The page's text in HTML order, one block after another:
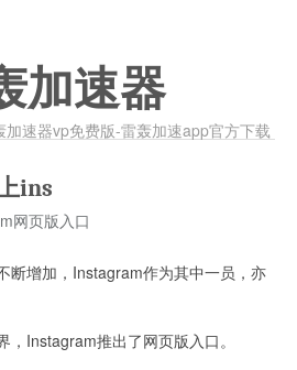
加速器
速器vp免费版-雷轰加速app官方下载
ins
网页版入口
增加，Instagram作为其中一员，亦
Instagram推出了网页版入口。